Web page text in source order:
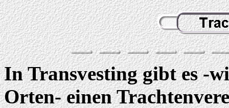
In Transvesting gibt es -
Orten- einen